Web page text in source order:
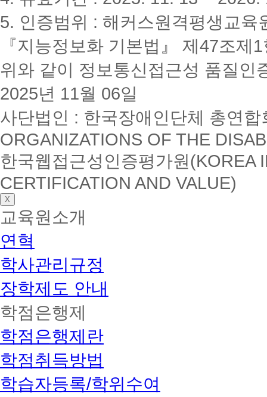
5. 인증범위 : 해커스원격평생교육
『지능정보화 기본법』 제47조
위와 같이 정보통신접근성 품질인
2025년 11월 06일
사단법인 : 한국장애인단체 총연
ORGANIZATIONS OF THE
한국웹접근성인증평가원(KOREA
CERTIFICATION AND VALUE)
X
교육원소개
연혁
학사관리규정
장학제도 안내
학점은행제
학점은행제란
학점취득방법
학습자등록/학위수여